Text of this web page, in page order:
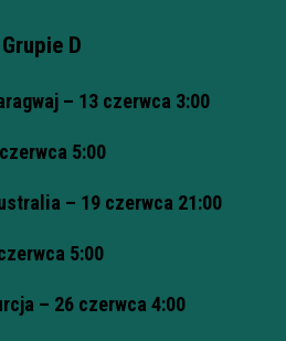
D
– 13 czerwca 3:00
5:00
– 19 czerwca 21:00
5:00
– 26 czerwca 4:00